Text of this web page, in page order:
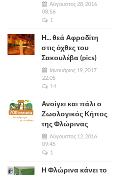
Αύγουστος 28, 2016
08:56
1
Η... θεά Αφροδίτη
στις όχθες του
Σακουλέβα (pics)
Ιανουάριος 19, 2017
22:05
14
Ανοίγει και πάλι ο
Ζωολογικός Κήπος
της Φλώρινας
Αύγουστος 12, 2016
09:45
1
Η Φλώρινα κάνει το